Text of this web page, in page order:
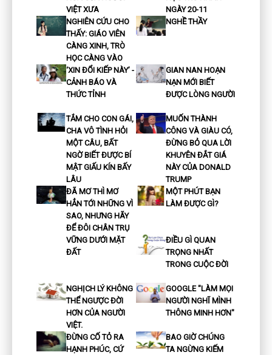
VIỆT XƯA
NGÀY 20-11
NGHIÊN CỨU CHO
THẤY: GIÁO VIÊN
CÀNG XINH, TRÒ
HỌC CÀNG VÀO
NGHỀ THẦY
‘XIN ĐỔI KIẾP NÀY’ -
CẢNH BÁO VÀ
THỨC TỈNH
GIAN NAN HOẠN
NẠN MỚI BIẾT
ĐƯỢC LÒNG NGƯỜI
TẮM CHO CON GÁI,
CHA VÔ TÌNH HỎI
MỘT CÂU, BẤT
NGỜ BIẾT ĐƯỢC BÍ
MẬT GIẤU KÍN BẤY
LÂU
MUỐN THÀNH
CÔNG VÀ GIÀU CÓ,
ĐỪNG BỎ QUA LỜI
KHUYÊN ĐẮT GIÁ
NÀY CỦA DONALD
TRUMP
ĐÃ MƠ THÌ MƠ
HẲN TỚI NHỮNG VÌ
SAO, NHƯNG HÃY
ĐỂ ĐÔI CHÂN TRỤ
VỮNG DƯỚI MẶT
ĐẤT
MỘT PHÚT BẠN
LÀM ĐƯỢC GÌ?
ĐIỀU GÌ QUAN
TRỌNG NHẤT
TRONG CUỘC ĐỜI
NGHỊCH LÝ KHÔNG
THỂ NGƯỢC ĐỜI
HƠN CỦA NGƯỜI
VIỆT.
GOOGLE "LÀM MỌI
NGƯỜI NGHĨ MÌNH
THÔNG MINH HƠN"
ĐỪNG CỐ TỎ RA
HẠNH PHÚC, CỨ
BAO GIỜ CHÚNG
TA NGỪNG KIẾM